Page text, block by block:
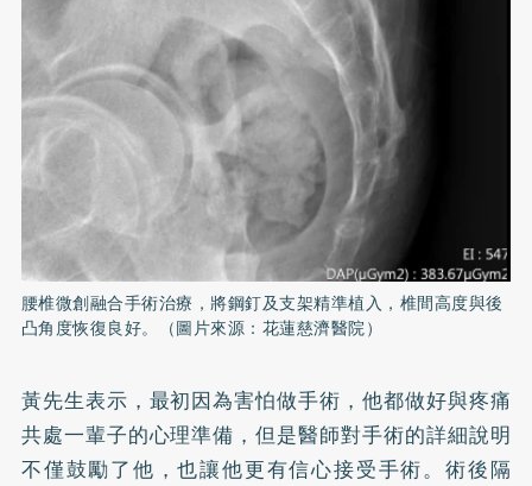
腰椎微創融合手術治療，將鋼釘及支架精準植入，椎間高度與後
凸角度恢復良好。（圖片來源：花蓮慈濟醫院）
黃先生表示，最初因為害怕做手術，他都做好與疼痛
共處一輩子的心理準備，但是醫師對手術的詳細說明
不僅鼓勵了他，也讓他更有信心接受手術。術後隔